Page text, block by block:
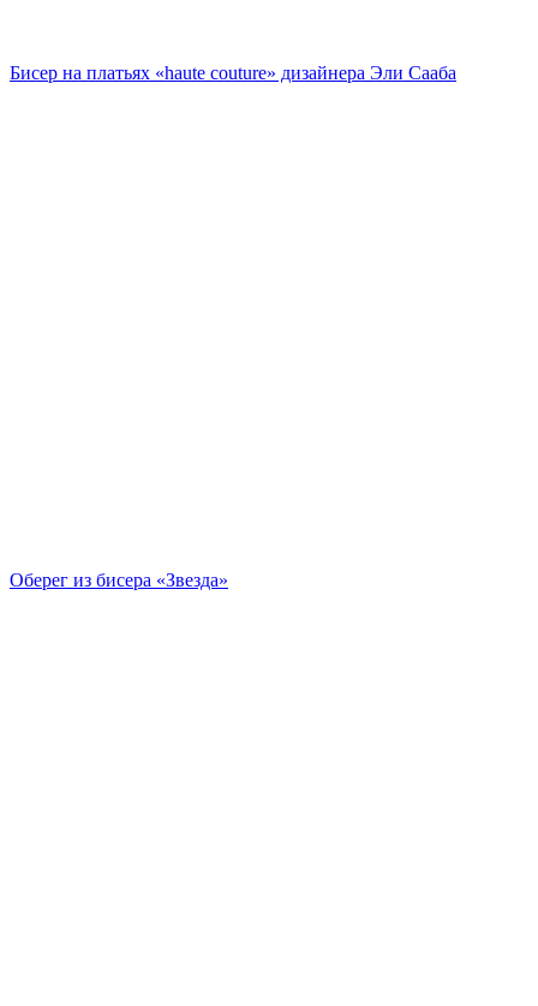
Бисер на платьях «haute couture» дизайнера Эли Сааба
Оберег из бисера «Звезда»